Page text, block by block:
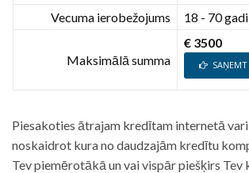
Vecuma ierobežojums
18 - 70 gadi
Maksimālā summa
€ 3500
SAŅEMT
Piesakoties ātrajam kredītam internetā
noskaidrot kura no daudzajām kredītu
Tev piemērotākā un vai vispār piešķirs Tev